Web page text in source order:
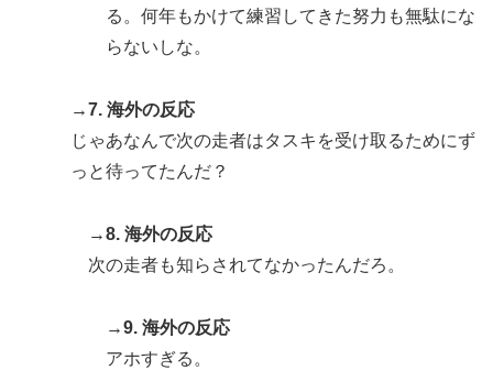
る。何年もかけて練習してきた努力も無駄にな
らないしな。
→7. 海外の反応
じゃあなんで次の走者はタスキを受け取るためにず
っと待ってたんだ？
→8. 海外の反応
次の走者も知らされてなかったんだろ。
→9. 海外の反応
アホすぎる。